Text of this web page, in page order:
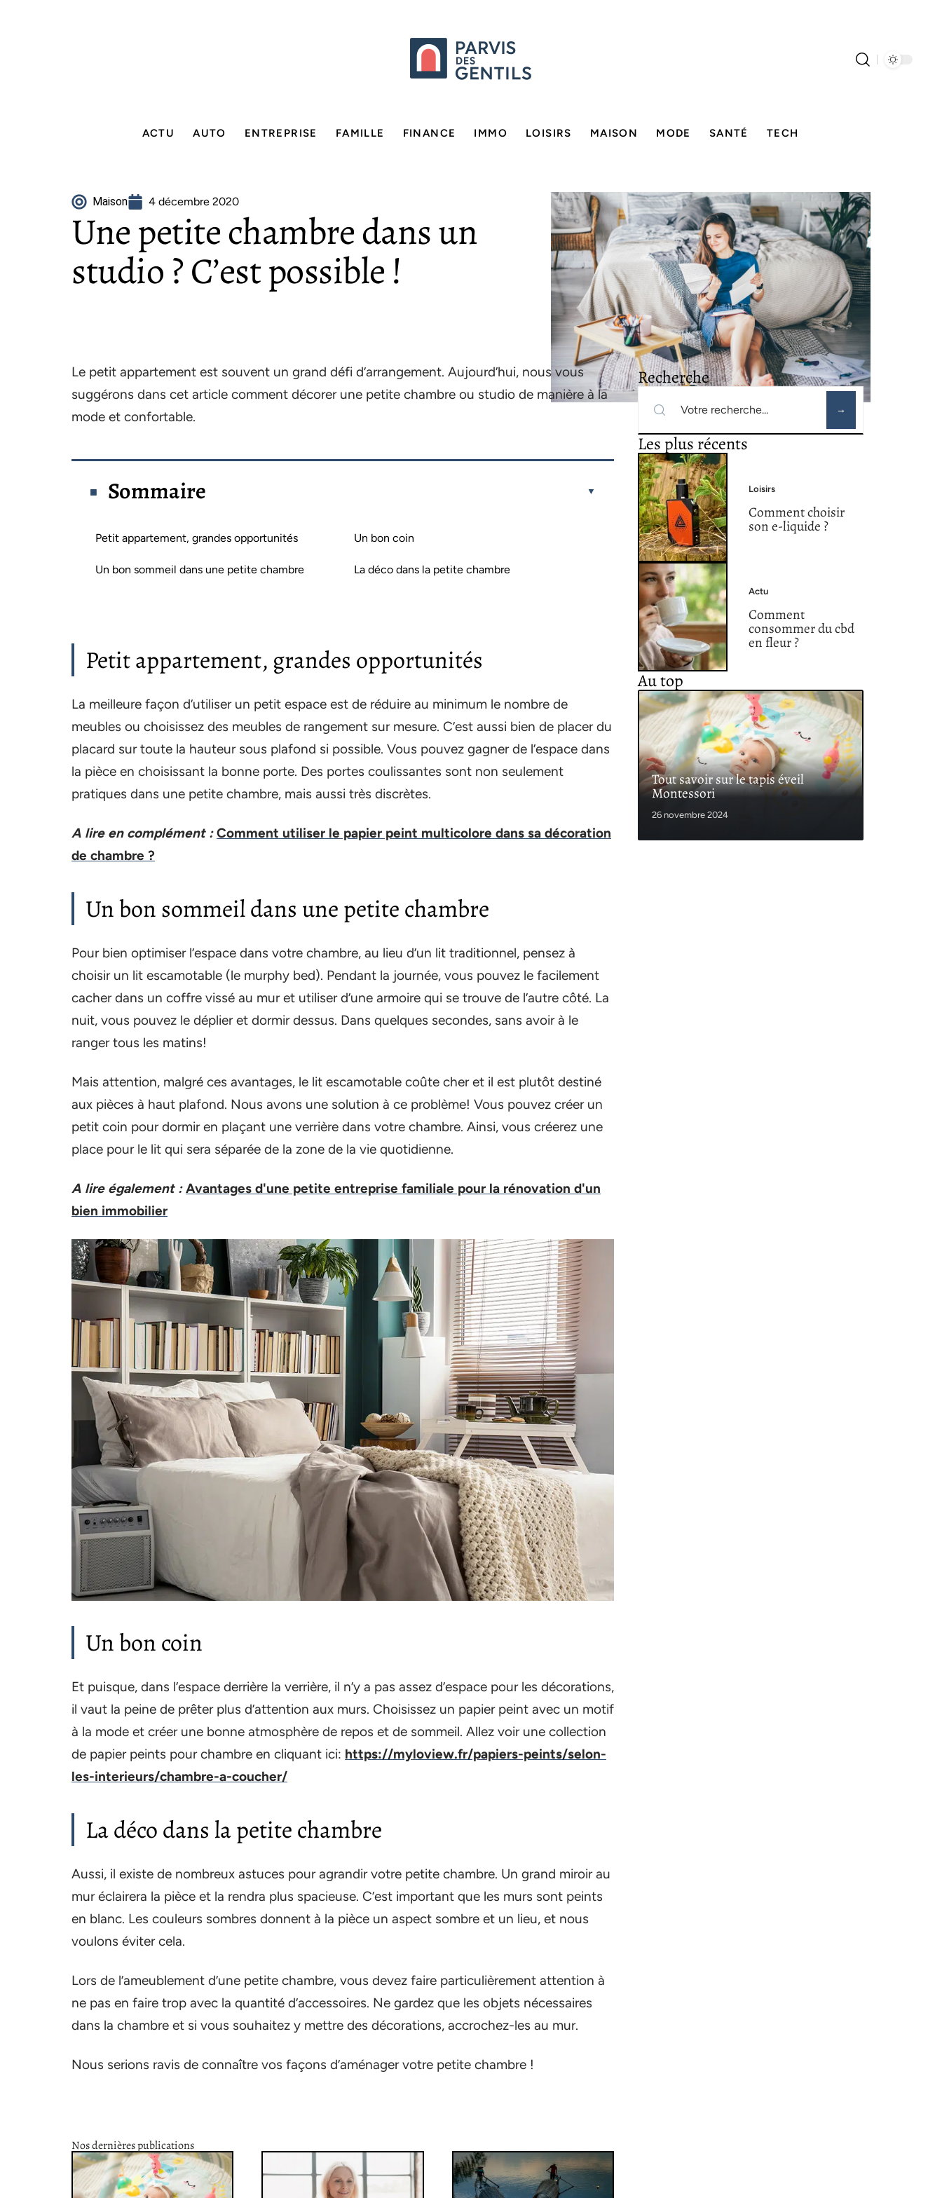
ACTU AUTO ENTREPRISE FAMILLE FINANCE IMMO LOISIRS MAISON MODE SANTÉ TECH
Maison 4 décembre 2020
Une petite chambre dans un
studio ? C’est possible !
Le petit appartement est souvent un grand défi d’arrangement. Aujourd’hui, nous vous
suggérons dans cet article comment décorer une petite chambre ou studio de manière à la
mode et confortable.
Sommaire
Petit appartement, grandes opportunités
Un bon sommeil dans une petite chambre
Un bon coin
La déco dans la petite chambre
Petit appartement, grandes opportunités
La meilleure façon d’utiliser un petit espace est de réduire au minimum le nombre de
meubles ou choisissez des meubles de rangement sur mesure. C’est aussi bien de placer du
placard sur toute la hauteur sous plafond si possible. Vous pouvez gagner de l’espace dans
la pièce en choisissant la bonne porte. Des portes coulissantes sont non seulement
pratiques dans une petite chambre, mais aussi très discrètes.
A lire en complément : Comment utiliser le papier peint multicolore dans sa décoration
de chambre ?
Un bon sommeil dans une petite chambre
Pour bien optimiser l’espace dans votre chambre, au lieu d’un lit traditionnel, pensez à
choisir un lit escamotable (le murphy bed). Pendant la journée, vous pouvez le facilement
cacher dans un coffre vissé au mur et utiliser d’une armoire qui se trouve de l’autre côté. La
nuit, vous pouvez le déplier et dormir dessus. Dans quelques secondes, sans avoir à le
ranger tous les matins!
Mais attention, malgré ces avantages, le lit escamotable coûte cher et il est plutôt destiné
aux pièces à haut plafond. Nous avons une solution à ce problème! Vous pouvez créer un
petit coin pour dormir en plaçant une verrière dans votre chambre. Ainsi, vous créerez une
place pour le lit qui sera séparée de la zone de la vie quotidienne.
A lire également : Avantages d'une petite entreprise familiale pour la rénovation d'un
bien immobilier
Un bon coin
Et puisque, dans l’espace derrière la verrière, il n’y a pas assez d’espace pour les décorations,
il vaut la peine de prêter plus d’attention aux murs. Choisissez un papier peint avec un motif
à la mode et créer une bonne atmosphère de repos et de sommeil. Allez voir une collection
de papier peints pour chambre en cliquant ici: https://myloview.fr/papiers-peints/selon-
les-interieurs/chambre-a-coucher/
La déco dans la petite chambre
Aussi, il existe de nombreux astuces pour agrandir votre petite chambre. Un grand miroir au
mur éclairera la pièce et la rendra plus spacieuse. C’est important que les murs sont peints
en blanc. Les couleurs sombres donnent à la pièce un aspect sombre et un lieu, et nous
voulons éviter cela.
Lors de l’ameublement d’une petite chambre, vous devez faire particulièrement attention à
ne pas en faire trop avec la quantité d’accessoires. Ne gardez que les objets nécessaires
dans la chambre et si vous souhaitez y mettre des décorations, accrochez-les au mur.
Nous serions ravis de connaître vos façons d’aménager votre petite chambre !
Nos dernières publications
Recherche
Les plus récents
Loisirs
Comment choisir
son e-liquide ?
Actu
Comment
consommer du cbd
en fleur ?
Au top
Tout savoir sur le tapis éveil
Montessori
26 novembre 2024